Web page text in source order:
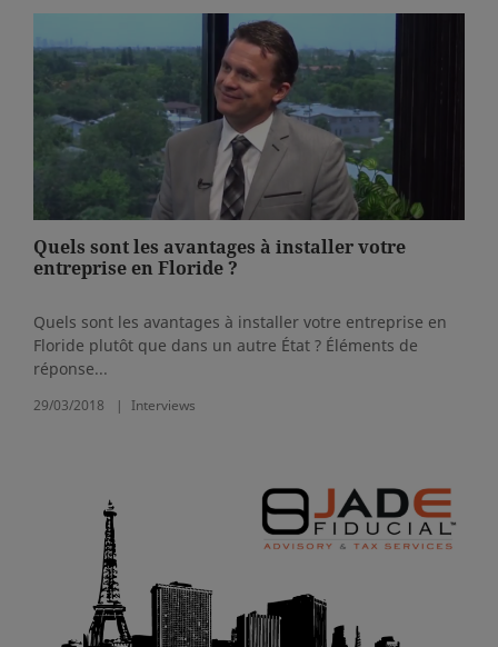
Quels sont les avantages à installer votre
entreprise en Floride ?
Quels sont les avantages à installer votre entreprise en
Floride plutôt que dans un autre État ? Éléments de
réponse...
29/03/2018 Interviews